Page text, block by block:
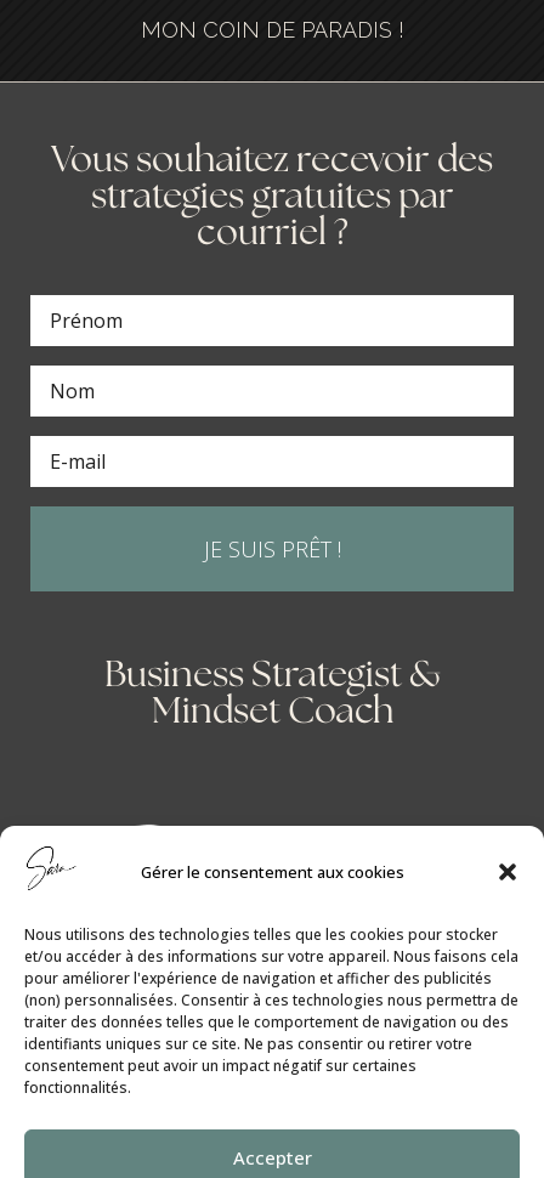
Gérer le consentement aux cookies
Nous utilisons des technologies telles que les cookies pour stocker
et/ou accéder à des informations sur votre appareil. Nous faisons cela
pour améliorer l'expérience de navigation et afficher des publicités
(non) personnalisées. Consentir à ces technologies nous permettra de
traiter des données telles que le comportement de navigation ou des
identifiants uniques sur ce site. Ne pas consentir ou retirer votre
consentement peut avoir un impact négatif sur certaines
fonctionnalités.
Accepter
MON COIN DE PARADIS !
Vous souhaitez recevoir des
strategies gratuites par
courriel ?
JE SUIS PRÊT !
Business Strategist &
Mindset Coach
Politique de Cookies│Politique de
Confidentialité